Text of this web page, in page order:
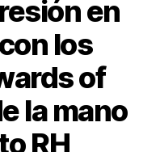
en
los
of
la mano
RH